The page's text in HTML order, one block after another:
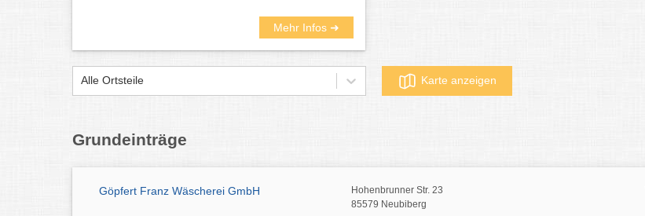
Mehr Infos ➜
Alle Ortsteile Karte anzeigen
Grundeinträge
Göpfert Franz Wäscherei GmbH
Hohenbrunner Str. 23
85579 Neubiberg